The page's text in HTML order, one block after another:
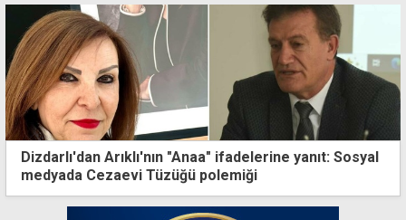
Dizdarlı'dan Arıklı'nın "Anaa" ifadelerine yanıt: Sosyal
medyada Cezaevi Tüzüğü polemiği